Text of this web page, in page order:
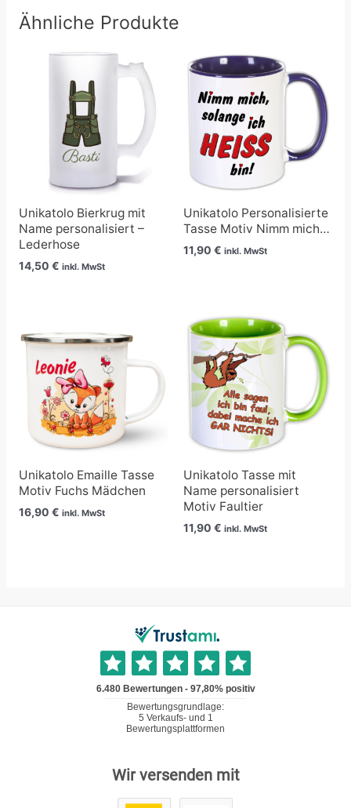
Ähnliche Produkte
Unikatolo Bierkrug mit
Name personalisiert –
Lederhose
14,50 € inkl. MwSt
Unikatolo Personalisierte
Tasse Motiv Nimm mich…
11,90 € inkl. MwSt
Unikatolo Emaille Tasse
Motiv Fuchs Mädchen
16,90 € inkl. MwSt
Unikatolo Tasse mit
Name personalisiert
Motiv Faultier
11,90 € inkl. MwSt
Wir versenden mit